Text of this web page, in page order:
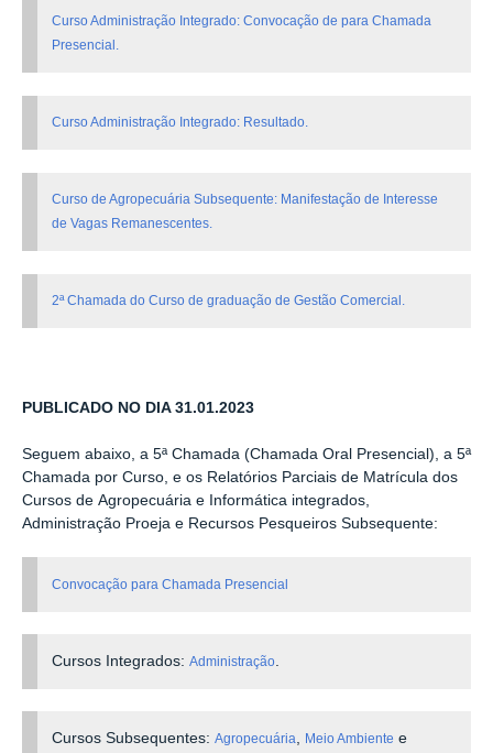
Curso Administração Integrado: Convocação de para Chamada
Presencial.
Curso Administração Integrado: Resultado.
Curso de Agropecuária Subsequente: Manifestação de Interesse
de Vagas Remanescentes.
2ª Chamada do Curso de graduação de Gestão Comercial.
PUBLICADO NO DIA 31.01.2023
Seguem abaixo, a 5ª Chamada (Chamada Oral Presencial), a 5ª
Chamada por Curso, e os Relatórios Parciais de Matrícula dos
Cursos de Agropecuária e Informática integrados,
Administração Proeja e Recursos Pesqueiros Subsequente:
Convocação para Chamada Presencial
Cursos Integrados:Administração.
Cursos Subsequentes:Agropecuária, Meio Ambiente e